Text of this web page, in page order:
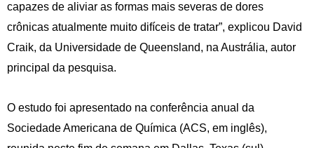
capazes de aliviar as formas mais severas de dores
crônicas atualmente muito difíceis de tratar”, explicou David
Craik, da Universidade de Queensland, na Austrália, autor
principal da pesquisa.
O estudo foi apresentado na conferência anual da
Sociedade Americana de Química (ACS, em inglês),